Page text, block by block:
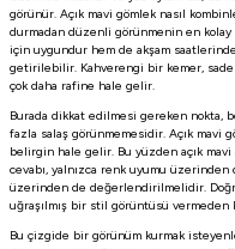
görünür. Açık mavi gömlek nasıl
durmadan düzenli görünmenin en kolay
için uygundur hem de akşam
getirilebilir. Kahverengi bir kemer,
çok daha rafine hale gelir.
Burada dikkat edilmesi gereken nokta,
fazla salaş görünmemesidir. Açık mavi
belirgin hale gelir. Bu yüzden açık
cevabı, yalnızca renk uyumu
üzerinden de değerlendirilmelidir.
uğraşılmış bir stil görüntüsü
Bu çizgide bir görünüm kurmak